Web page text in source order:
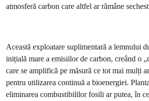
atmosferă carbon care altfel ar rămâne
Această exploatare suplimentară a lemnului
inițială mare a emisiilor de carbon, creând o
care se amplifică pe măsură ce tot mai mulți
pentru utilizarea continuă a bioenergiei.
eliminarea combustibililor fosili ar putea, în